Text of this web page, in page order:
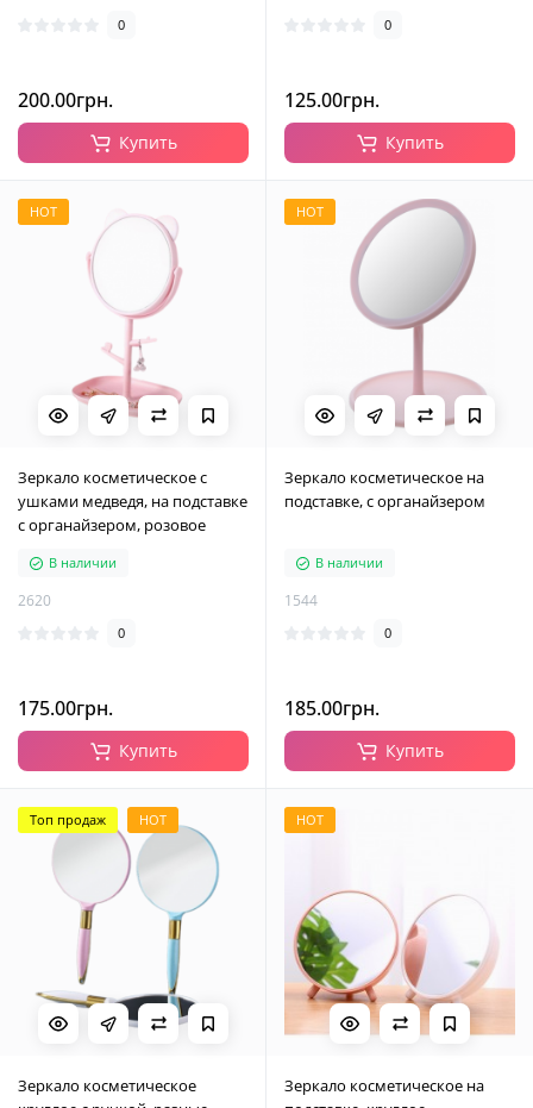
0
200.00грн.
Купить
0
125.00грн.
Купить
HOT
Зеркало косметическое с
ушками медведя, на подставке
с органайзером, розовое
В наличии
2620
0
175.00грн.
Купить
HOT
Зеркало косметическое на
подставке, с органайзером
В наличии
1544
0
185.00грн.
Купить
Топ продаж HOT
Зеркало косметическое
HOT
Зеркало косметическое на